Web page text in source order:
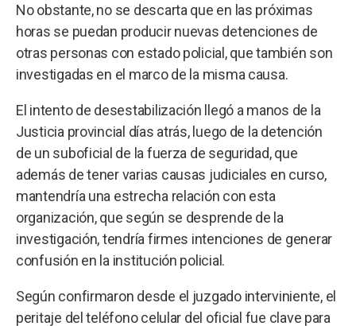
No obstante, no se descarta que en las próximas
horas se puedan producir nuevas detenciones de
otras personas con estado policial, que también son
investigadas en el marco de la misma causa.
El intento de desestabilización llegó a manos de la
Justicia provincial días atrás, luego de la detención
de un suboficial de la fuerza de seguridad, que
además de tener varias causas judiciales en curso,
mantendría una estrecha relación con esta
organización, que según se desprende de la
investigación, tendría firmes intenciones de generar
confusión en la institución policial.
Según confirmaron desde el juzgado interviniente, el
peritaje del teléfono celular del oficial fue clave para